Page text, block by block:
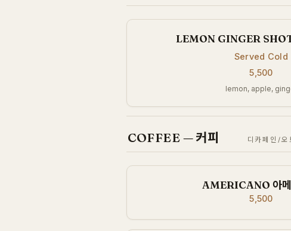
LEMON GINGER
Served Cold
5,500
lemon, apple,
COFFEE — 커피 디카페인/
AMERICANO 아
5,500